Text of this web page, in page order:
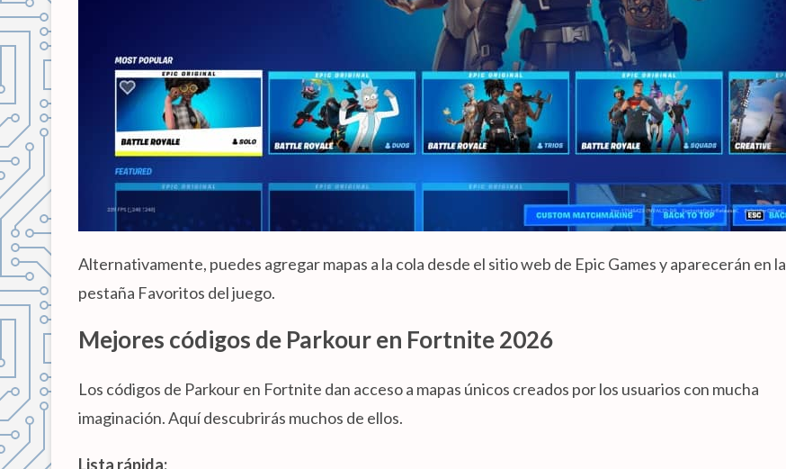
Alternativamente, puedes agregar mapas a la cola desde el sitio web de Epic Games y aparecerán en la
pestaña Favoritos del juego.
Mejores códigos de Parkour en Fortnite 2026
Los códigos de Parkour en Fortnite dan acceso a mapas únicos creados por los usuarios con mucha
imaginación. Aquí descubrirás muchos de ellos.
Lista rápida: